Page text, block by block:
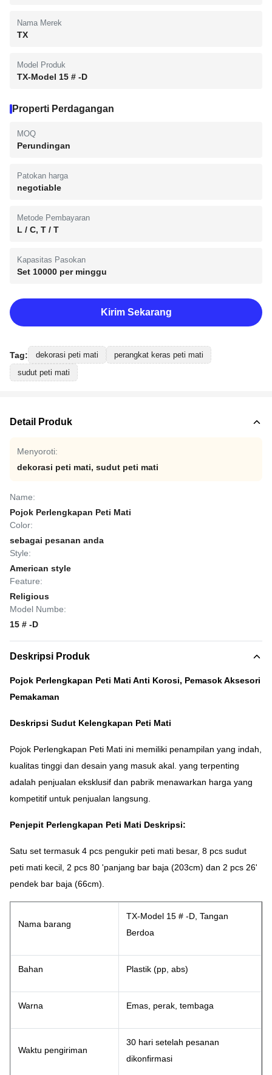
Nama Merek
TX
Model Produk
TX-Model 15 # -D
Properti Perdagangan
MOQ
Perundingan
Patokan harga
negotiable
Metode Pembayaran
L / C, T / T
Kapasitas Pasokan
Set 10000 per minggu
Kirim Sekarang
Tag: dekorasi peti mati
perangkat keras peti mati
sudut peti mati
Detail Produk
Menyoroti:
dekorasi peti mati, sudut peti mati
Name:
Pojok Perlengkapan Peti Mati
Color:
sebagai pesanan anda
Style:
American style
Feature:
Religious
Model Numbe:
15 # -D
Deskripsi Produk
Pojok Perlengkapan Peti Mati Anti Korosi, Pemasok Aksesori
Pemakaman
Deskripsi Sudut Kelengkapan Peti Mati
Pojok Perlengkapan Peti Mati ini memiliki penampilan yang indah,
kualitas tinggi dan desain yang masuk akal. yang terpenting
adalah penjualan eksklusif dan pabrik menawarkan harga yang
kompetitif untuk penjualan langsung.
Penjepit Perlengkapan Peti Mati Deskripsi:
Satu set termasuk 4 pcs pengukir peti mati besar, 8 pcs sudut
peti mati kecil, 2 pcs 80 'panjang bar baja (203cm) dan 2 pcs 26'
pendek bar baja (66cm).
Nama barang
TX-Model 15 # -D, Tangan
Berdoa
Bahan Plastik (pp, abs)
Warna Emas, perak, tembaga
Waktu pengiriman
30 hari setelah pesanan
dikonfirmasi